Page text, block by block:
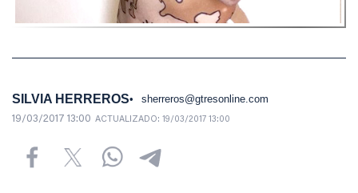
SILVIA HERREROS sherreros@gtresonline.com
19/03/2017 13:00 ACTUALIZADO: 19/03/2017 13:00